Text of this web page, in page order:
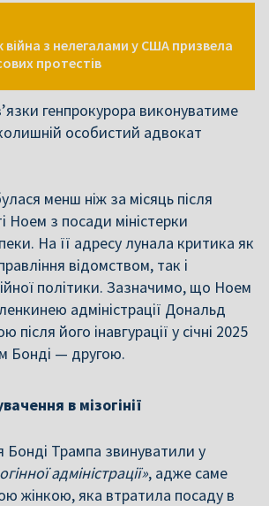
війна з нелегалами у США призвела
протестів
генпрокурора виконуватиме
особистий адвокат
менш ніж за місяць після
Ноем з посади міністерки
На її адресу лунала критика як
відомством, так і
політики. Зазначимо, що Ноем
адміністрації Дональд
після його інавгурації у січні 2025
Бонді — другою.
в мізогінії
Бонді Трампа звинуватили у
адміністрації», адже саме
жінкою, яка втратила посаду в